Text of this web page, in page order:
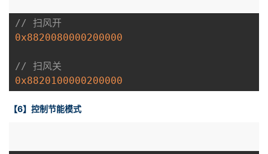
// 扫风开
0x8820080000200000
// 扫风关
0x8820100000200000
【6】控制节能模式